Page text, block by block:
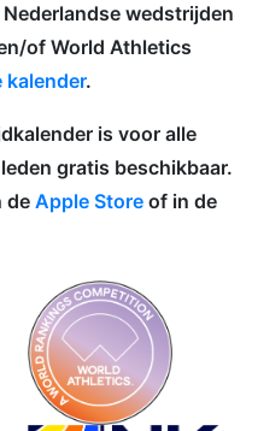
wedstrijden
of World Athletics
kalender.
is voor alle
gratis beschikbaar.
de Apple Store of in de